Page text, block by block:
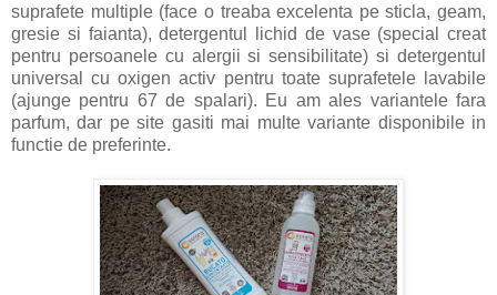
suprafete multiple (face o treaba excelenta pe sticla, geam,
gresie si faianta), detergentul lichid de vase (special creat
pentru persoanele cu alergii si sensibilitate) si detergentul
universal cu oxigen activ pentru toate suprafetele lavabile
(ajunge pentru 67 de spalari). Eu am ales variantele fara
parfum, dar pe site gasiti mai multe variante disponibile in
functie de preferinte.